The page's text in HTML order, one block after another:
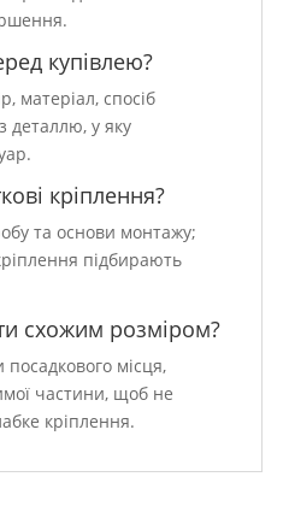
купівлею?
матеріал, спосіб
деталлю, у яку
кріплення?
та основи монтажу;
підбирають
схожим розміром?
посадкового місця,
частини, щоб не
кріплення.